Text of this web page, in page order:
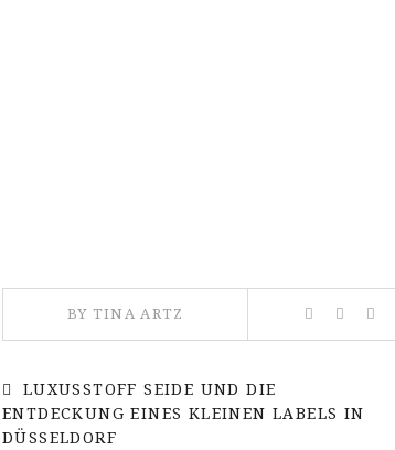
BY TINA ARTZ
LUXUSSTOFF SEIDE UND DIE
ENTDECKUNG EINES KLEINEN LABELS IN
DÜSSELDORF